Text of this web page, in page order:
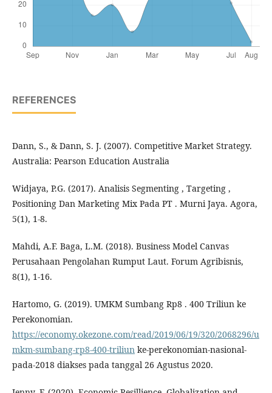
REFERENCES
Dann, S., & Dann, S. J. (2007). Competitive Market Strategy.
Australia: Pearson Education Australia
Widjaya, P.G. (2017). Analisis Segmenting , Targeting ,
Positioning Dan Marketing Mix Pada PT . Murni Jaya. Agora,
5(1), 1-8.
Mahdi, A.F. Baga, L.M. (2018). Business Model Canvas
Perusahaan Pengolahan Rumput Laut. Forum Agribisnis,
8(1), 1-16.
Hartomo, G. (2019). UMKM Sumbang Rp8 . 400 Triliun ke
Perekonomian.
https://economy.okezone.com/read/2019/06/19/320/2068296/u
mkm-sumbang-rp8-400-triliun ke-perekonomian-nasional-
pada-2018 diakses pada tanggal 26 Agustus 2020.